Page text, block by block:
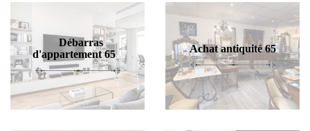
Débarras
d'appartement 65
Achat antiquité 65